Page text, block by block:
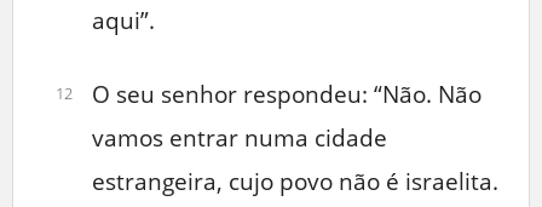
aqui”.
12
O seu senhor respondeu: “Não. Não
vamos entrar numa cidade
estrangeira, cujo povo não é israelita.